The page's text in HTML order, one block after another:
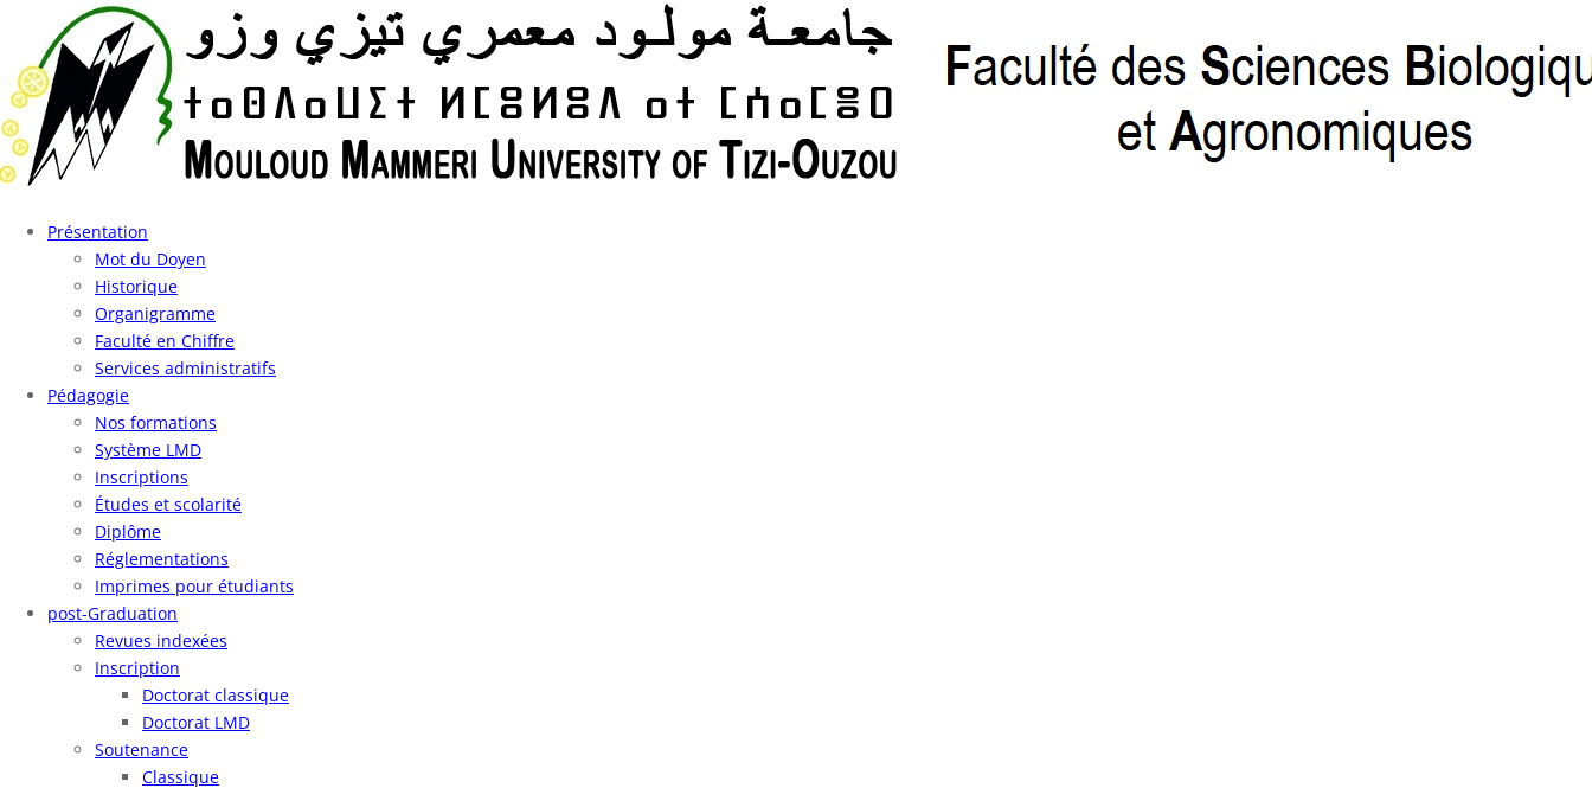
Présentation
Mot du Doyen
Historique
Organigramme
Faculté en Chiffre
Services administratifs
Pédagogie
Nos formations
Système LMD
Inscriptions
Études et scolarité
Diplôme
Réglementations
Imprimes pour étudiants
post-Graduation
Revues indexées
Inscription
Doctorat classique
Doctorat LMD
Soutenance
Classique